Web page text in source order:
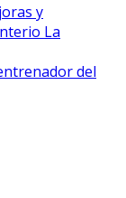
y
La
del